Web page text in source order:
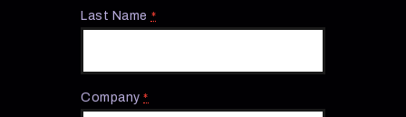
Last Name *
Company*